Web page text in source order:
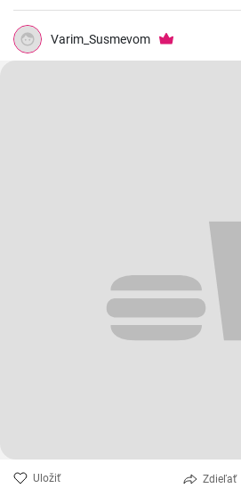
Varim_Susmevom
Uložiť Zdieľať